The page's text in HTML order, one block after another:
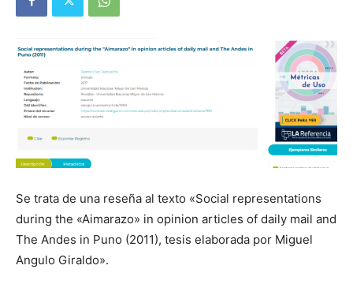
Se trata de una reseña al texto «Social representations
during the «Aimarazo» in opinion articles of daily mail and
The Andes in Puno (2011), tesis elaborada por Miguel
Angulo Giraldo».